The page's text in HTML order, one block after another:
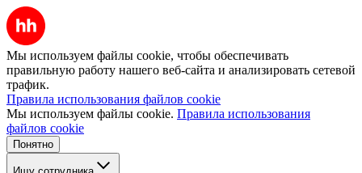
Мы используем файлы cookie, чтобы обеспечивать
правильную работу нашего веб-сайта и анализировать сетевой
трафик.
Правила использования файлов cookie
Мы используем файлы cookie. Правила использования
файлов cookie
Понятно